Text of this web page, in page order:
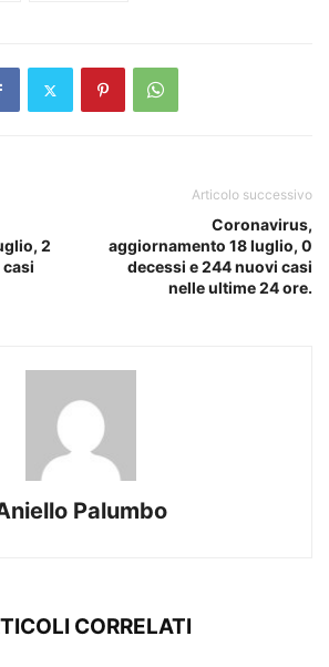
2
Articolo successivo
Coronavirus,
aggiornamento 18 luglio, 0
decessi e 244 nuovi casi
nelle ultime 24 ore.
Palumbo
CORRELATI